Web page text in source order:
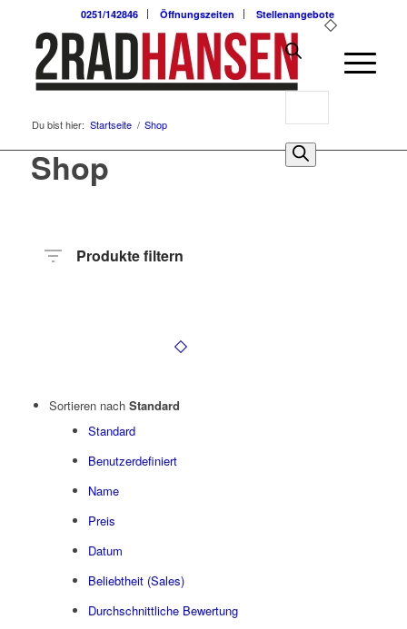
0251/142846 Öffnungszeiten Stellenangebote
0
Du bist hier: Startseite / Shop
Shop
Produkte filtern
Sortieren nach Standard
Standard
Benutzerdefiniert
Name
Preis
Datum
Beliebtheit (Sales)
Durchschnittliche Bewertung